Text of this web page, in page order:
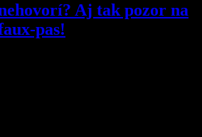
Aj tak pozor na
pas!